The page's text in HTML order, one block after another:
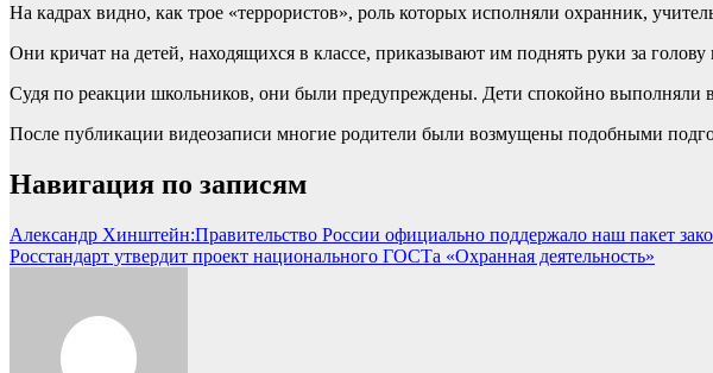
На кадрах видно, как трое «террористов», роль которых исполняли охранник,
Они кричат на детей, находящихся в классе, приказывают им поднять руки за
Судя по реакции школьников, они были предупреждены. Дети спокойно выполняли
После публикации видеозаписи многие родители были возмущены подобными
Навигация по записям
Александр Хинштейн:Правительство России официально поддержало наш пакет
Росстандарт утвердит проект национального ГОСТа «Охранная деятельность»